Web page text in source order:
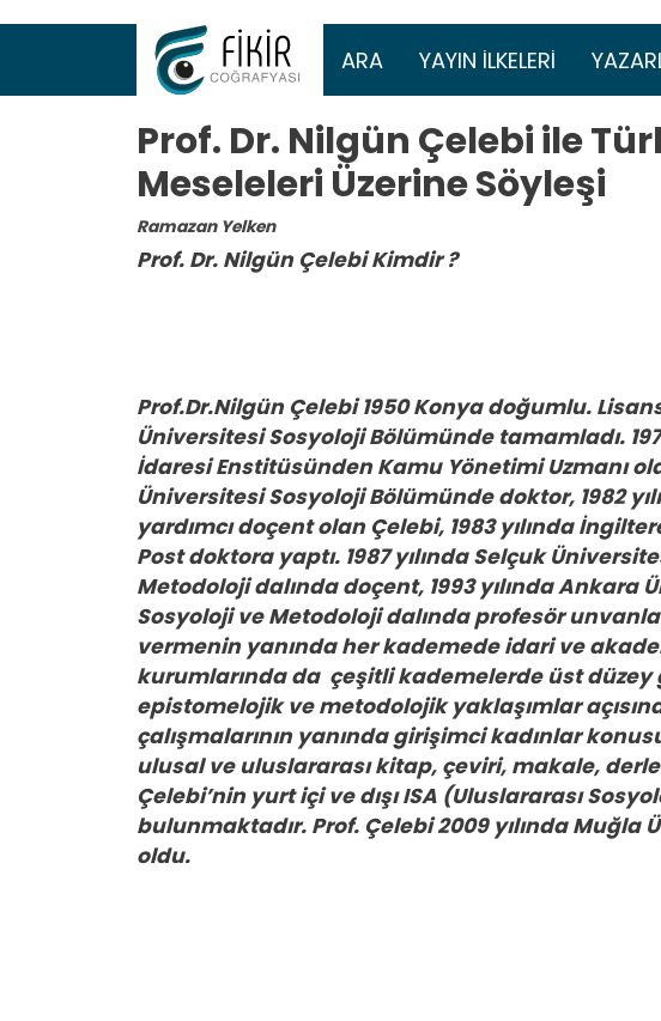
Ana gezinti menüsü
ARA YAYIN İLKELERI
Prof. Dr. Nilgün Çelebi ile
Meseleleri Üzerine Söyleşi
Ramazan Yelken
Prof. Dr. Nilgün Çelebi Kimdir ?
Prof.Dr.Nilgün Çelebi 1950 Konya doğumlu.
Üniversitesi Sosyoloji Bölümünde tamamladı.
İdaresi Enstitüsünden Kamu Yönetimi Uzmanı
Üniversitesi Sosyoloji Bölümünde doktor, 1982
yardımcı doçent olan Çelebi, 1983 yılında
Post doktora yaptı. 1987 yılında Selçuk
Metodoloji dalında doçent, 1993 yılında Ankara
Sosyoloji ve Metodoloji dalında profesör
vermenin yanında her kademede idari ve
kurumlarında da çeşitli kademelerde üst düzey
epistomelojik ve metodolojik yaklaşımlar
çalışmalarının yanında girişimci kadınlar
ulusal ve uluslararası kitap, çeviri, makale,
Çelebi’nin yurt içi ve dışı ISA (Uluslararası
bulunmaktadır. Prof. Çelebi 2009 yılında
oldu.